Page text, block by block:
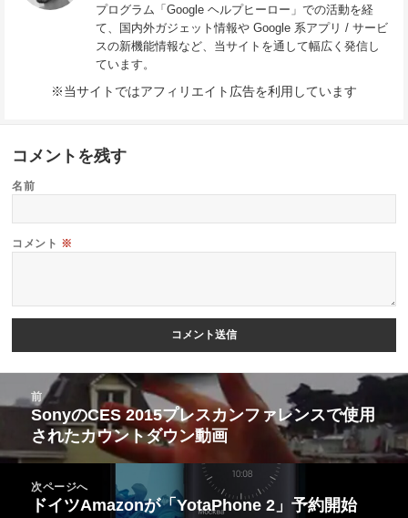
プログラム「Google ヘルプヒーロー」での活動を経
て、国内外ガジェット情報や Google 系アプリ / サービ
スの新機能情報など、当サイトを通して幅広く発信し
ています。
※当サイトではアフィリエイト広告を利用しています
コメントを残す
名前
コメント ※
稿
ビ
前
前
の
投
稿:
SonyのCES 2015プレスカンファレンスで使用
されたカウントダウン動画
次ページへ
次
ドイツAmazonが「YotaPhone 2」予約開始